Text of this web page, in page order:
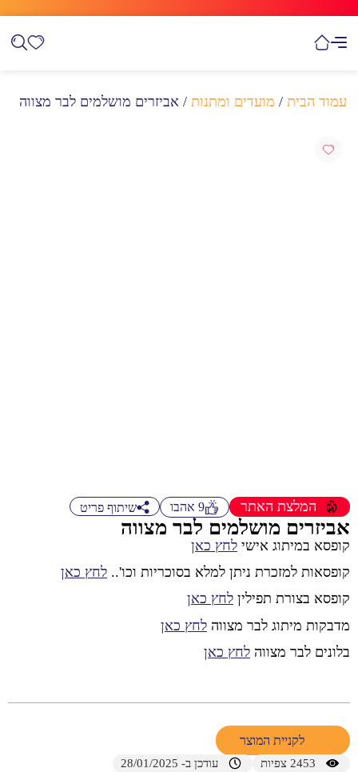
עמוד הבית / מועדים ומתנות / אביזרים מושלמים לבר מצווה
המלצת האתר 9 אהבו שיתוף פריט
אביזרים מושלמים לבר מצווה
קופסא במיתוג אישי לחץ כאן
קופסאות למזכרת ניתן למלא בסוכריות וכו'.. לחץ כאן
קופסא בצורת תפילין לחץ כאן
מדבקות מיתוג לבר מצווה לחץ כאן
בלונים לבר מצווה לחץ כאן
לקניית המוצר
2453 צפיות עודכן ב- 28/01/2025